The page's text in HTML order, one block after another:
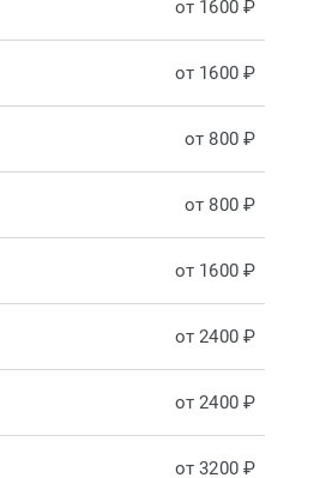
от 1600 ₽
от 1600 ₽
от 800 ₽
от 800 ₽
от 1600 ₽
от 2400 ₽
от 2400 ₽
от 3200 ₽